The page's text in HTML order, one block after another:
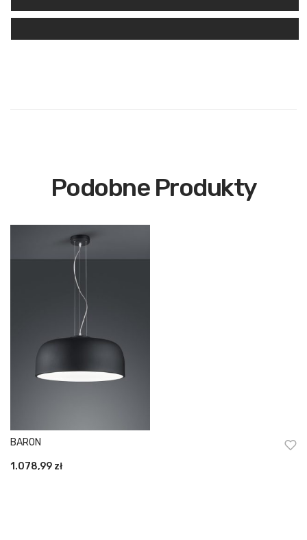
Podobne Produkty
BARON
1.078,99 zł